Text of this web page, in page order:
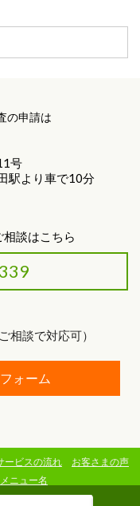
の申請は
号
駅より車で10分
談はこちら
談で対応可）
ォーム
ービスの流れ
お客さまの声
メニュー名